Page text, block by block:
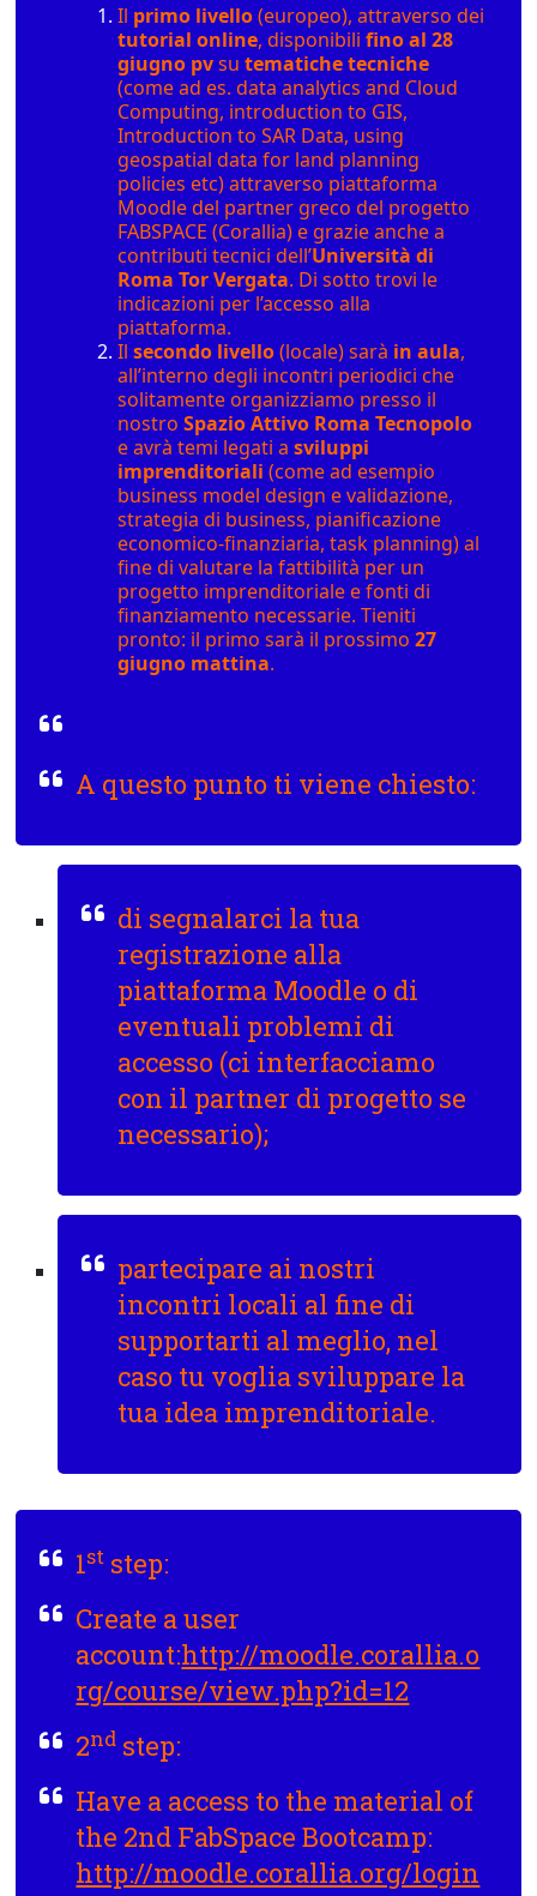
Il primo livello(europeo), attraverso dei
tutorial online, disponibilifino al 28
giugno pvsutematiche tecniche
(come ad es. data analytics and Cloud
Computing, introduction to GIS,
Introduction to SAR Data, using
geospatial data for land planning
policies etc) attraverso piattaforma
Moodle del partner greco del progetto
FABSPACE (Corallia) e grazie anche a
contributi tecnici dell’Università di
Roma Tor Vergata. Di sotto trovi le
indicazioni per l’accesso alla
piattaforma.
Ilsecondo livello(locale) sarà in aula,
all’interno degli incontri periodici che
solitamente organizziamo presso il
nostroSpazio Attivo Roma Tecnopolo
e avrà temi legati asviluppi
imprenditoriali (come ad esempio
business model design e validazione,
strategia di business, pianificazione
economico-finanziaria, task planning) al
fine di valutare la fattibilità per un
progetto imprenditoriale e fonti di
finanziamento necessarie. Tieniti
pronto: il primo sarà il prossimo27
giugno mattina.
A questo punto ti viene chiesto:
di segnalarci la tua
registrazione alla
piattaforma Moodle o di
eventuali problemi di
accesso (ci interfacciamo
con il partner di progetto se
necessario);
partecipare ai nostri
incontri locali al fine di
supportarti al meglio, nel
caso tu voglia sviluppare la
tua idea imprenditoriale.
1st step:
Create a user
account:http://moodle.corallia.o
rg/course/view.php?id=12
2nd step:
Have a access to the material of
the 2nd FabSpace Bootcamp:
http://moodle.corallia.org/login